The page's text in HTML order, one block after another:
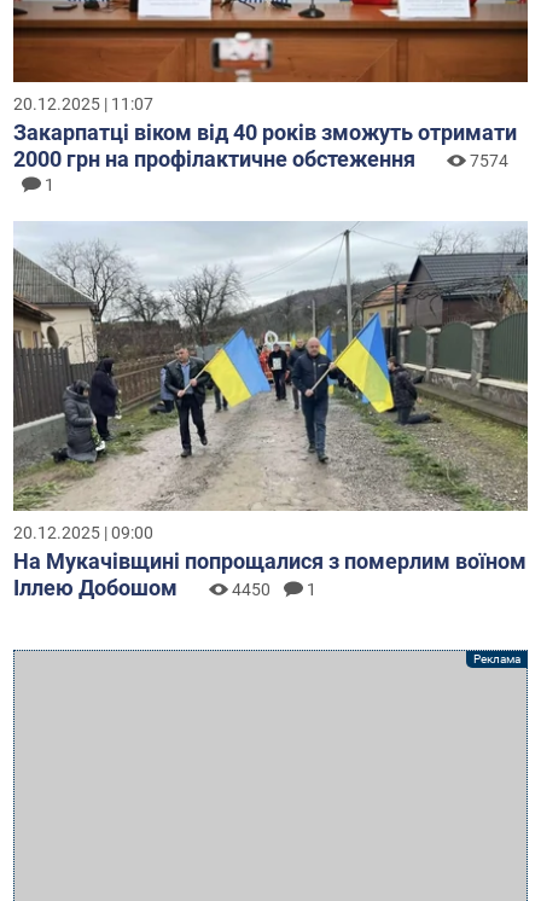
20.12.2025 | 11:07
Закарпатці віком від 40 років зможуть отримати
2000 грн на профілактичне обстеження
7574
1
20.12.2025 | 09:00
На Мукачівщині попрощалися з померлим воїном
Іллею Добошом
4450 1